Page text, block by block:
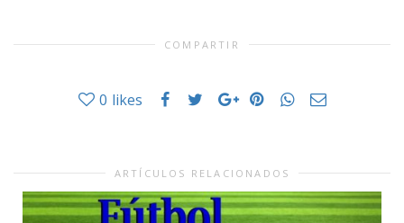
COMPARTIR
0 likes
ARTÍCULOS RELACIONADOS